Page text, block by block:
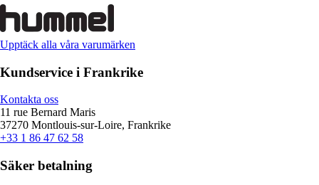
Upptäck alla våra varumärken
Kundservice i Frankrike
Kontakta oss
11 rue Bernard Maris
37270 Montlouis-sur-Loire, Frankrike
+33 1 86 47 62 58
Säker betalning